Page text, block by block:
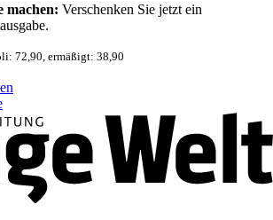
machen: Verschenken Sie jetzt ein
72,90, ermäßigt: 38,90